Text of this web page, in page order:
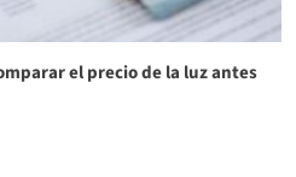
el precio de la luz antes